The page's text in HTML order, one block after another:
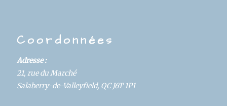
Coordonnées
Adresse :
21, rue du Marché
Salaberry-de-Valleyfield, QC J6T 1P1